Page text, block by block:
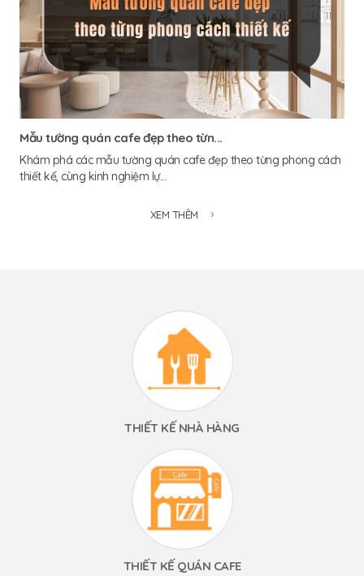
Mẫu tường quán cafe đẹp theo từn...
Khám phá các mẫu tường quán cafe đẹp theo từng phong cách
thiết kế, cùng kinh nghiệm lự...
XEM THÊM
THIẾT KẾ NHÀ HÀNG
THIẾT KẾ QUÁN CAFE